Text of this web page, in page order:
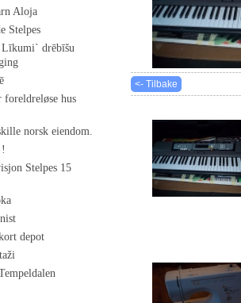
Aloja
Stelpes
Līkumi` drēbīšu
foreldreløse hus
norsk eiendom.
Stelpes 15
depot
<- Tilbake